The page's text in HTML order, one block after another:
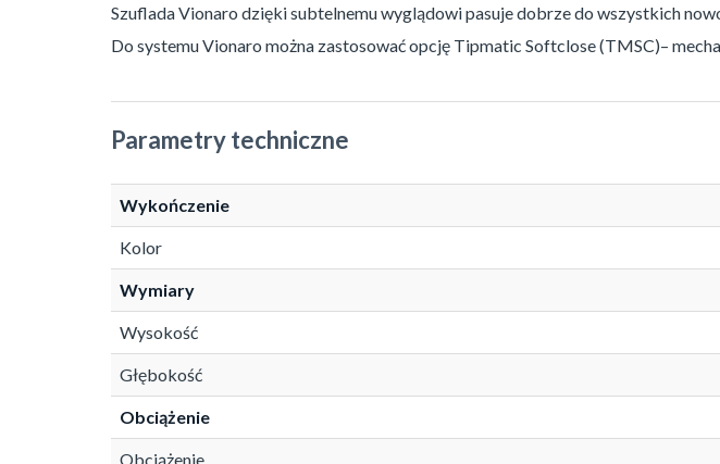
Szuflada Vionaro dzięki subtelnemu wyglądowi pasuje dobrze do wszystkich
Do systemu Vionaro można zastosować opcję Tipmatic Softclose (TMSC)–
Parametry techniczne
Wykończenie
Kolor
Wymiary
Wysokość
Głębokość
Obciążenie
Obciążenie